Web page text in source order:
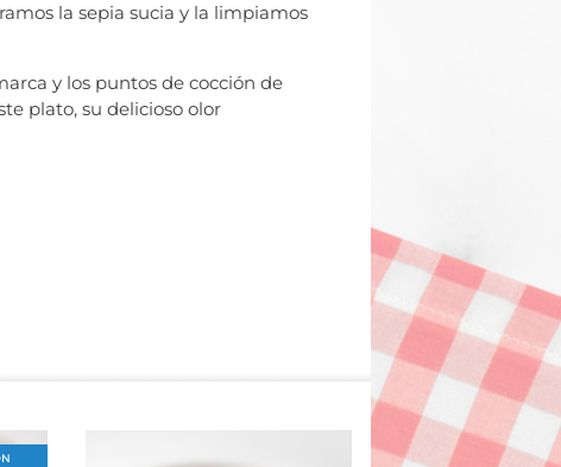
la sepia sucia y la limpiamos
y los puntos de cocción de
plato, su delicioso olor